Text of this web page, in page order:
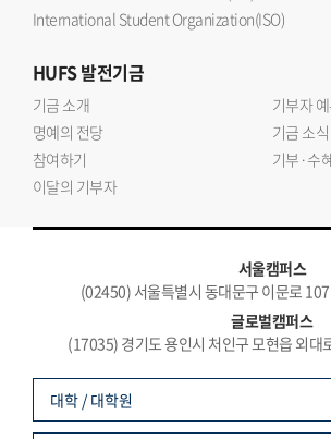
International Student Organization(ISO)
HUFS발전기금
기금 소개
기부자
명예의 전당
기금 소식
참여하기
기부·수
이달의 기부자
서울캠퍼스
(02450) 서울특별시 동대문구 이문로
글로벌캠퍼스
(17035) 경기도 용인시 처인구 모현읍 외
대학 / 대학원